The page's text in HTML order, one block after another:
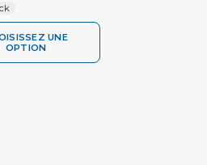
UNE
OPTION